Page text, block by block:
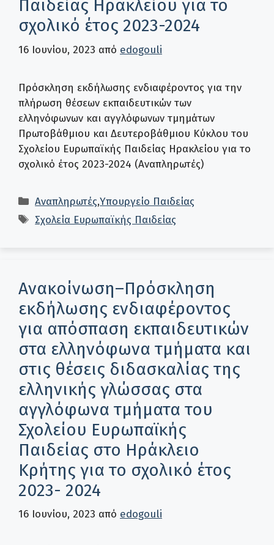
Παιδείας Ηρακλείου για το
σχολικό έτος 2023-2024
16 Ιουνίου, 2023 από edogouli
Πρόσκληση εκδήλωσης ενδιαφέροντος για την
πλήρωση θέσεων εκπαιδευτικών των
ελληνόφωνων και αγγλόφωνων τμημάτων
Πρωτοβάθμιου και Δευτεροβάθμιου Κύκλου του
Σχολείου Ευρωπαϊκής Παιδείας Ηρακλείου για το
σχολικό έτος 2023-2024 (Αναπληρωτές)
Κατηγορίες
Αναπληρωτές,Υπουργείο Παιδείας
Ετικέτες
Σχολεία Ευρωπαϊκής Παιδείας
Ανακοίνωση–Πρόσκληση
εκδήλωσης ενδιαφέροντος
για απόσπαση εκπαιδευτικών
στα ελληνόφωνα τμήματα και
στις θέσεις διδασκαλίας της
ελληνικής γλώσσας στα
αγγλόφωνα τμήματα του
Σχολείου Ευρωπαϊκής
Παιδείας στο Ηράκλειο
Κρήτης για το σχολικό έτος
2023- 2024
16 Ιουνίου, 2023 από edogouli